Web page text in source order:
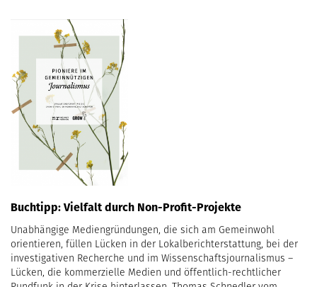
Buchtipp: Vielfalt durch Non-Profit-Projekte
Unabhängige Mediengründungen, die sich am Gemeinwohl
orientieren, füllen Lücken in der Lokalberichterstattung, bei der
investigativen Recherche und im Wissenschaftsjournalismus –
Lücken, die kommerzielle Medien und öffentlich-rechtlicher